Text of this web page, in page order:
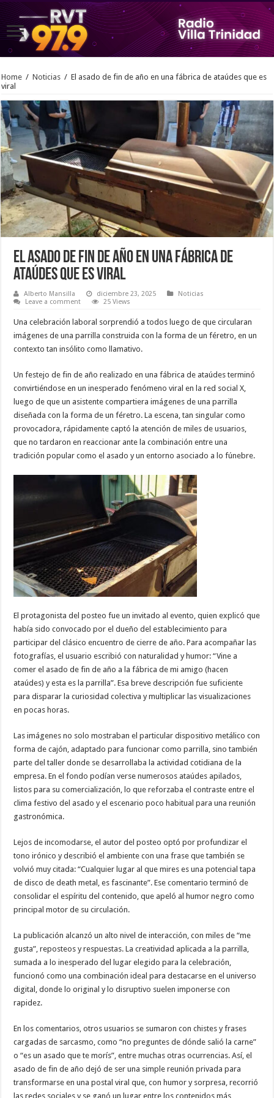
Home / Noticias / El asado de fin de año en una fábrica de ataúdes que es
viral
El asado de fin de año en una fábrica de
ataúdes que es viral
Alberto Mansilla diciembre 23, 2025
Noticias
Leave a comment
25 Views
Una celebración laboral sorprendió a todos luego de que circularan
imágenes de una parrilla construida con la forma de un féretro, en un
contexto tan insólito como llamativo.
Un festejo de fin de año realizado en una fábrica de ataúdes terminó
convirtiéndose en un inesperado fenómeno viral en la red social X,
luego de que un asistente compartiera imágenes de una parrilla
diseñada con la forma de un féretro. La escena, tan singular como
provocadora, rápidamente captó la atención de miles de usuarios,
que no tardaron en reaccionar ante la combinación entre una
tradición popular como el asado y un entorno asociado a lo fúnebre.
El protagonista del posteo fue un invitado al evento, quien explicó que
había sido convocado por el dueño del establecimiento para
participar del clásico encuentro de cierre de año. Para acompañar las
fotografías, el usuario escribió con naturalidad y humor: “Vine a
comer el asado de fin de año a la fábrica de mi amigo (hacen
ataúdes) y esta es la parrilla”. Esa breve descripción fue suficiente
para disparar la curiosidad colectiva y multiplicar las visualizaciones
en pocas horas.
Las imágenes no solo mostraban el particular dispositivo metálico con
forma de cajón, adaptado para funcionar como parrilla, sino también
parte del taller donde se desarrollaba la actividad cotidiana de la
empresa. En el fondo podían verse numerosos ataúdes apilados,
listos para su comercialización, lo que reforzaba el contraste entre el
clima festivo del asado y el escenario poco habitual para una reunión
gastronómica.
Lejos de incomodarse, el autor del posteo optó por profundizar el
tono irónico y describió el ambiente con una frase que también se
volvió muy citada: “Cualquier lugar al que mires es una potencial tapa
de disco de death metal, es fascinante”. Ese comentario terminó de
consolidar el espíritu del contenido, que apeló al humor negro como
principal motor de su circulación.
La publicación alcanzó un alto nivel de interacción, con miles de “me
gusta”, reposteos y respuestas. La creatividad aplicada a la parrilla,
sumada a lo inesperado del lugar elegido para la celebración,
funcionó como una combinación ideal para destacarse en el universo
digital, donde lo original y lo disruptivo suelen imponerse con
rapidez.
En los comentarios, otros usuarios se sumaron con chistes y frases
cargadas de sarcasmo, como “no preguntes de dónde salió la carne”
o “es un asado que te morís”, entre muchas otras ocurrencias. Así, el
asado de fin de año dejó de ser una simple reunión privada para
transformarse en una postal viral que, con humor y sorpresa, recorrió
las redes sociales y se ganó un lugar entre los contenidos más